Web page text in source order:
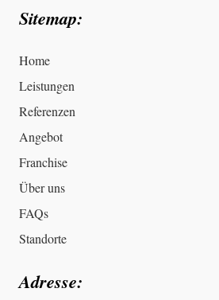
Sitemap:
Home
Leistungen
Referenzen
Angebot
Franchise
Über uns
FAQs
Standorte
Adresse: